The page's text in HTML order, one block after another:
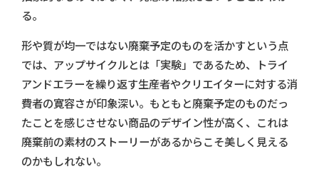
る。
形や質が均一ではない廃棄予定のものを活かすという点
では、アップサイクルとは「実験」であるため、トライ
アンドエラーを繰り返す生産者やクリエイターに対する消
費者の寛容さが印象深い。もともと廃棄予定のものだっ
たことを感じさせない商品のデザイン性が高く、これは
廃棄前の素材のストーリーがあるからこそ美しく見える
のかもしれない。